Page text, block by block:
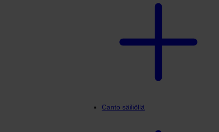
Canto säiliöllä